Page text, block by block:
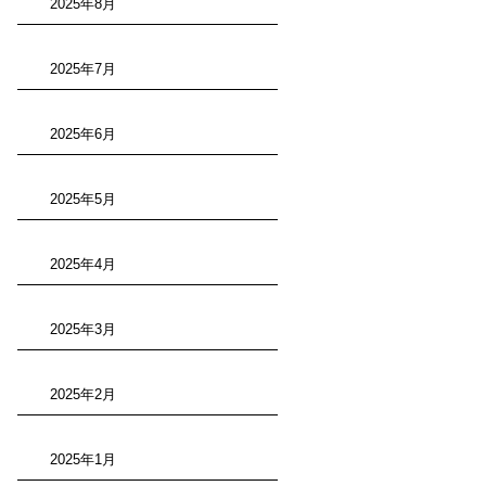
2025年8月
2025年7月
2025年6月
2025年5月
2025年4月
2025年3月
2025年2月
2025年1月